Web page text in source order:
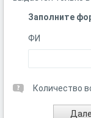
Заполните
ФИ
Количество